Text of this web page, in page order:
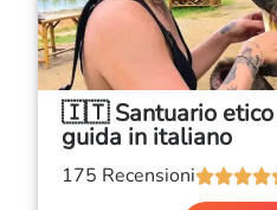
🇮🇹 Santuario
guida in italiano
175 Recensioni